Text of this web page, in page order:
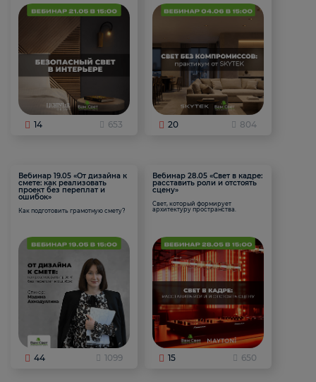
14 653 20 804
Вебинар 19.05 «От дизайна к
смете: как реализовать
проект без переплат и
ошибок»
Как подготовить грамотную смету?
44 1099
Вебинар 28.05 «Свет в кадре:
расставить роли и отстоять
сцену»
Свет, который формирует
архитектуру пространства.
15 650